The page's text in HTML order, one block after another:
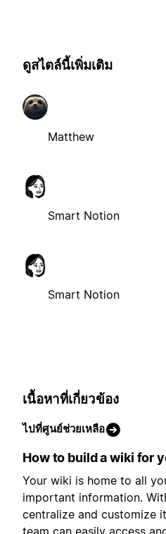
ดูสไตล์นี้เพิ่มเติม
Matthew
Smart Notion
Smart Notion
เนื้อหาที่เกี่ยวข้อง
ไปที่ศูนย์ช่วยเหลือ
How to build a wiki for
Your wiki is home to all
important information.
centralize and customize